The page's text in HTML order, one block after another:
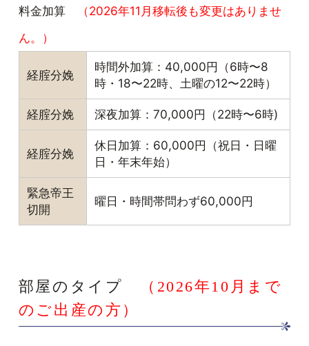
料金加算（2026年11月移転後も変更はありませ
ん。）
経腟分娩
時間外加算：40,000円（6時〜8
時・18〜22時、土曜の12〜22時）
経腟分娩 深夜加算：70,000円（22時〜6時)
経腟分娩
休日加算：60,000円（祝日・日曜
日・年末年始）
緊急帝王
切開
曜日・時間帯問わず60,000円
部屋のタイプ （2026年10月まで
のご出産の方）